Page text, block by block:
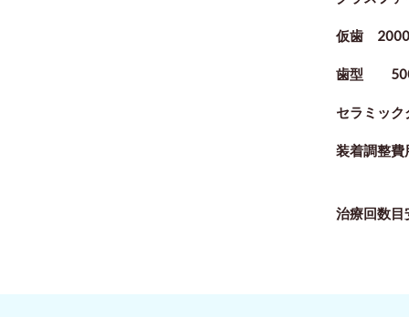
仮歯 2000
歯型
セラミッ
装着調整
治療回数